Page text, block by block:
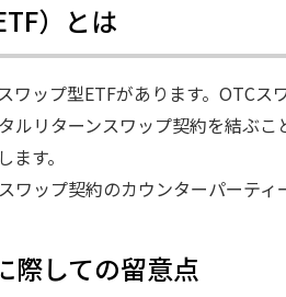
）とは
ップ型ETFがあります。OTCス
リターンスワップ契約を結ぶ
す。
ップ契約のカウンターパーティ
際しての留意点